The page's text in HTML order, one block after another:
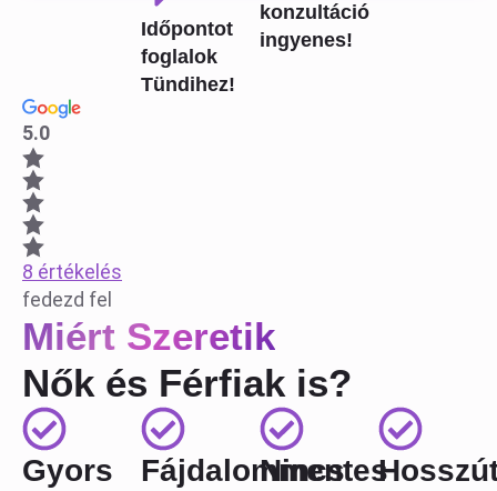
Időpontot
foglalok
Tündihez!
konzultáció
ingyenes!
5.0
8 értékelés
fedezd fel
Miért Szeretik
Nők és Férfiak is?
Gyors
Fájdalommentes
Nincs